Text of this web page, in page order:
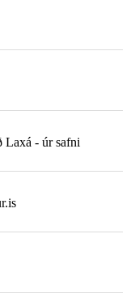
Laxá - úr safni